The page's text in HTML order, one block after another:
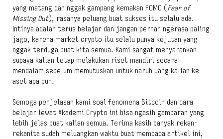
yang matang dan nggak gampang kemakan FOMO (Fear of
Missing Out), rasanya peluang buat sukses itu selalu ada.
Intinya adalah terus belajar dan jangan pernah ngerasa paling
jago, karena market crypto itu selalu punya kejutan yang
nggak terduga buat kita semua. Kami sangat menyarankan
supaya kalian tetap melakukan riset mandiri secara
mendalam sebelum memutuskan untuk naruh uang kalian ke
aset apa pun.
Semoga penjelasan kami soal fenomena Bitcoin dan cara
belajar lewat Akademi Crypto ini bisa ngasih gambaran yang
lebih jelas buat kalian semua. Terima kasih banyak rekan-
rekanita sudah meluangkan waktu buat membaca artikel ini,